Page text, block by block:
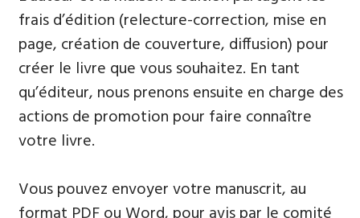
frais d’édition (relecture-correction, mise en
page, création de couverture, diffusion) pour
créer le livre que vous souhaitez. En tant
qu’éditeur, nous prenons ensuite en charge des
actions de promotion pour faire connaître
votre livre.
Vous pouvez envoyer votre manuscrit, au